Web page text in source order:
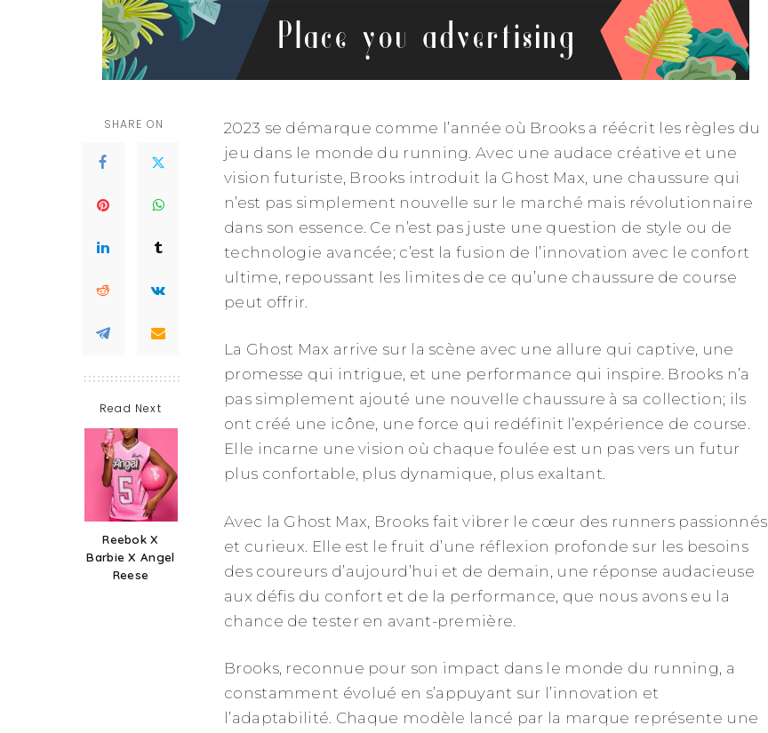
SHARE ON
Read Next
Reebok X
Barbie X Angel
Reese
2023 se démarque comme l’année où Brooks a réécrit les règles du
jeu dans le monde du running. Avec une audace créative et une
vision futuriste, Brooks introduit la Ghost Max, une chaussure qui
n’est pas simplement nouvelle sur le marché mais révolutionnaire
dans son essence. Ce n’est pas juste une question de style ou de
technologie avancée; c’est la fusion de l’innovation avec le confort
ultime, repoussant les limites de ce qu’une chaussure de course
peut offrir.
La Ghost Max arrive sur la scène avec une allure qui captive, une
promesse qui intrigue, et une performance qui inspire. Brooks n’a
pas simplement ajouté une nouvelle chaussure à sa collection; ils
ont créé une icône, une force qui redéfinit l’expérience de course.
Elle incarne une vision où chaque foulée est un pas vers un futur
plus confortable, plus dynamique, plus exaltant.
Avec la Ghost Max, Brooks fait vibrer le cœur des runners passionnés
et curieux. Elle est le fruit d’une réflexion profonde sur les besoins
des coureurs d’aujourd’hui et de demain, une réponse audacieuse
aux défis du confort et de la performance, que nous avons eu la
chance de tester en avant-première.
Brooks, reconnue pour son impact dans le monde du running, a
constamment évolué en s’appuyant sur l’innovation et
l’adaptabilité. Chaque modèle lancé par la marque représente une